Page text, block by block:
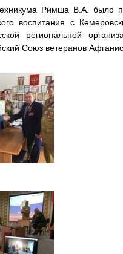
Римша В.А. было
воспитания с
региональной
Союз ветеранов